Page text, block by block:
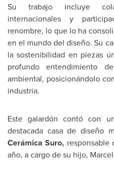
Su trabajo incluye
internacionales y
renombre, lo que lo ha
en el mundo del diseño. Su
la sostenibilidad en piezas
profundo entendimiento
ambiental, posicionándolo
industria.
Este galardón contó con
destacada casa de diseño
Cerámica Suro,
año, a cargo de su hijo,